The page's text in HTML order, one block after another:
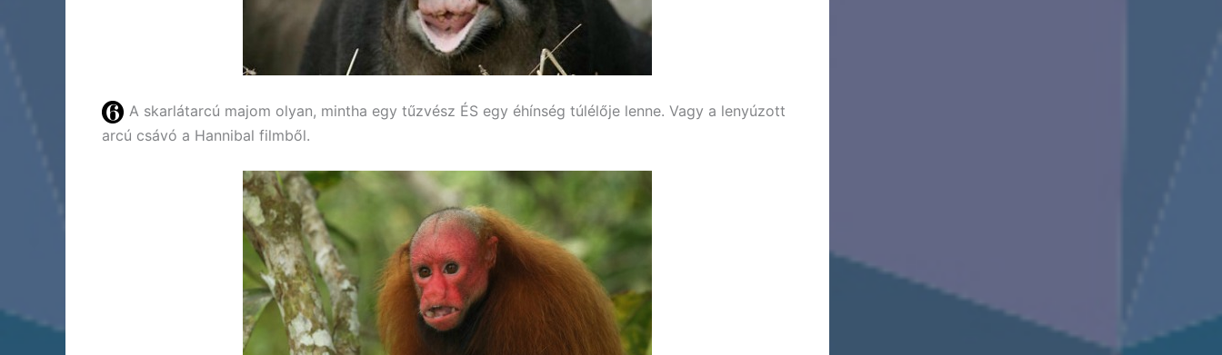
A skarlátarcú majom olyan, mintha egy tűzvész ÉS egy éhínség túlélője lenne. Vagy a lenyúzott
arcú csávó a Hannibal filmből.